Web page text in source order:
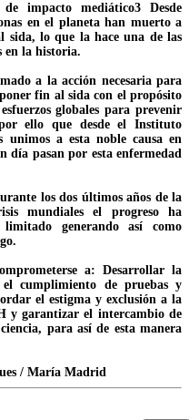
impacto mediático3 Desde
en el planeta han muerto a
sida, lo que la hace una de las
en la historia.
a la acción necesaria para
fin al sida con el propósito
globales para prevenir
ello que desde el Instituto
unimos a esta noble causa en
día pasan por esta enfermedad
los dos últimos años de la
mundiales el progreso ha
generando así como
a: Desarrollar la
cumplimiento de pruebas y
el estigma y exclusión a la
y garantizar el intercambio de
para así de esta manera
/ María Madrid